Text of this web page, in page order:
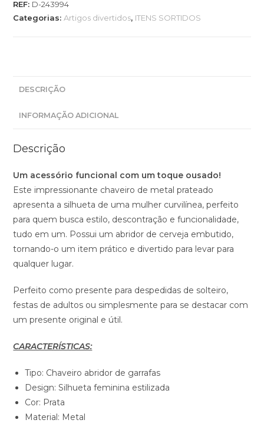
REF: D-243994
Categorias: Artigos divertidos, ITENS SORTIDOS
DESCRIÇÃO
INFORMAÇÃO ADICIONAL
Descrição
Um acessório funcional com um toque ousado!
Este impressionante chaveiro de metal prateado
apresenta a silhueta de uma mulher curvilínea, perfeito
para quem busca estilo, descontração e funcionalidade,
tudo em um. Possui um abridor de cerveja embutido,
tornando-o um item prático e divertido para levar para
qualquer lugar.
Perfeito como presente para despedidas de solteiro,
festas de adultos ou simplesmente para se destacar com
um presente original e útil.
CARACTERÍSTICAS:
Tipo: Chaveiro abridor de garrafas
Design: Silhueta feminina estilizada
Cor: Prata
Material: Metal